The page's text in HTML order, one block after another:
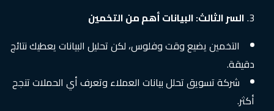
السر الثالث: البيانات أهم من التخمين
التخمين يضيع وقت وفلوس، لكن تحليل البيانات يعطيك نتائج
دقيقة.
شركة تسويق تحلل بيانات العملاء وتعرف أي الحملات تنجح
أكثر.